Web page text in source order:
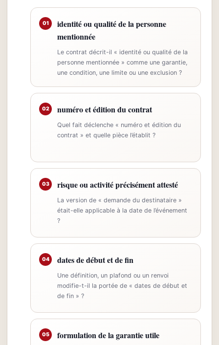
01
identité ou qualité de la personne
mentionnée
Le contrat décrit-il « identité ou qualité de la
personne mentionnée » comme une garantie,
une condition, une limite ou une exclusion ?
02 numéro et édition du contrat
Quel fait déclenche « numéro et édition du
contrat » et quelle pièce l’établit ?
03 risque ou activité précisément attesté
La version de « demande du destinataire »
était-elle applicable à la date de l’événement
?
04 dates de début et de fin
Une définition, un plafond ou un renvoi
modifie-t-il la portée de « dates de début et
de fin » ?
05 formulation de la garantie utile